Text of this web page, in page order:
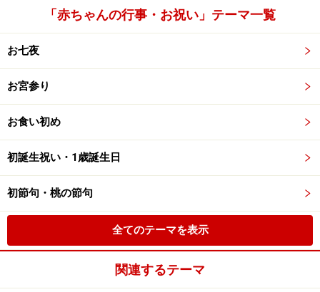
「赤ちゃんの行事・お祝い」テーマ一覧
お七夜
お宮参り
お食い初め
初誕生祝い・1歳誕生日
初節句・桃の節句
全てのテーマを表示
関連するテーマ